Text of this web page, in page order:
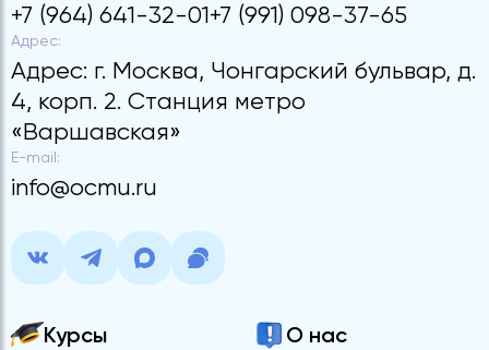
+7 (964) 641-32-01+7 (991) 098-37-65
Адрес:
Адрес: г. Москва, Чонгарский бульвар, д.
4, корп. 2. Станция метро
«Варшавская»
E-mail:
info@ocmu.ru
Курсы О нас